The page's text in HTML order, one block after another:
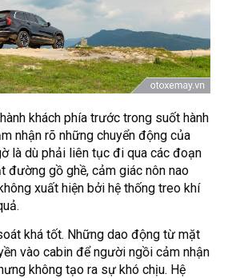
khách phía trước trong suốt hành
nhận rõ những chuyển động của
là dù phải liên tục đi qua các đoạn
đường gồ ghề, cảm giác nôn nao
xuất hiện bởi hệ thống treo khí
khá tốt. Những dao động từ mặt
vào cabin để người ngồi cảm nhận
không tạo ra sự khó chịu. Hệ